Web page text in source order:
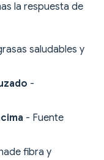
la respuesta de
saludables y
-
- Fuente
fibra y